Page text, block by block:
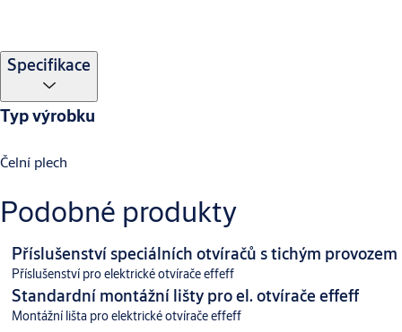
Specifikace
Typ výrobku
Čelní plech
Podobné produkty
Příslušenství speciálních otvíračů s tichým provozem
Příslušenství pro elektrické otvírače effeff
Standardní montážní lišty pro el. otvírače effeff
Montážní lišta pro elektrické otvírače effeff